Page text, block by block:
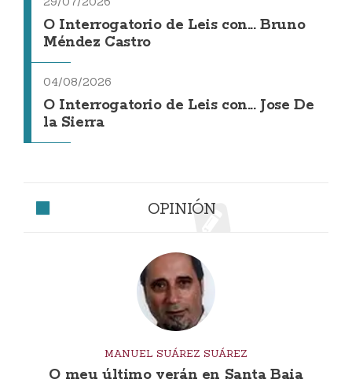
O Interrogatorio de Leis con... Bruno
Méndez Castro
04/08/2026
O Interrogatorio de Leis con... Jose De
la Sierra
OPINIÓN
MANUEL SUÁREZ SUÁREZ
O meu último verán en Santa Baia